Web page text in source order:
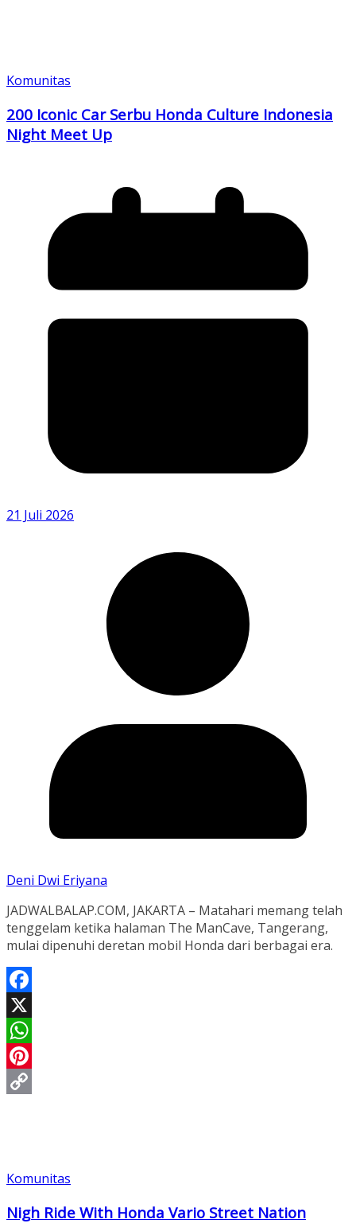
Komunitas
200 Iconic Car Serbu Honda Culture Indonesia
Night Meet Up
21 Juli 2026
Deni Dwi Eriyana
JADWALBALAP.COM, JAKARTA – Matahari memang telah
tenggelam ketika halaman The ManCave, Tangerang,
mulai dipenuhi deretan mobil Honda dari berbagai era.
Facebook
X
WhatsApp
Pinterest
Komunitas
Nigh Ride With Honda Vario Street Nation